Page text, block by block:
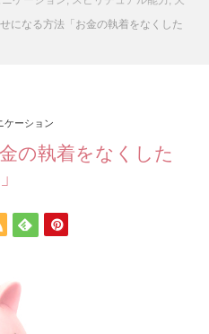
になる方法「お金の執着をなくした
ケーション
の執着をなくした